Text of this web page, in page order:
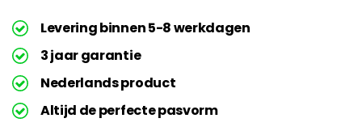
Levering binnen 5-8 werkdagen
3 jaar garantie
Nederlands product
Altijd de perfecte pasvorm